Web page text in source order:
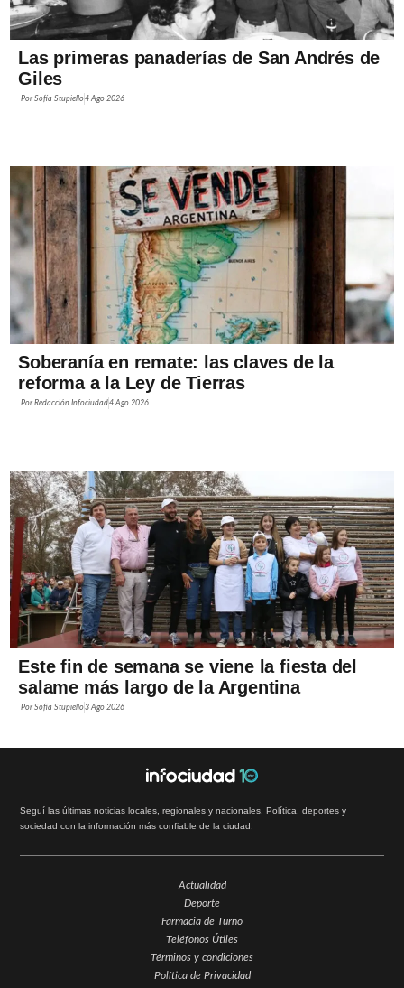
Las primeras panaderías de San Andrés de
Giles
PorSofía Stupiello4 Ago 2026
Soberanía en remate: las claves de la
reforma a la Ley de Tierras
PorRedacción Infociudad4 Ago 2026
Este fin de semana se viene la fiesta del
salame más largo de la Argentina
PorSofía Stupiello3 Ago 2026
Seguí las últimas noticias locales, regionales y nacionales. Política, deportes y
sociedad con la información más confiable de la ciudad.
Actualidad
Deporte
Farmacia de Turno
Teléfonos Útiles
Términos y condiciones
Política de Privacidad